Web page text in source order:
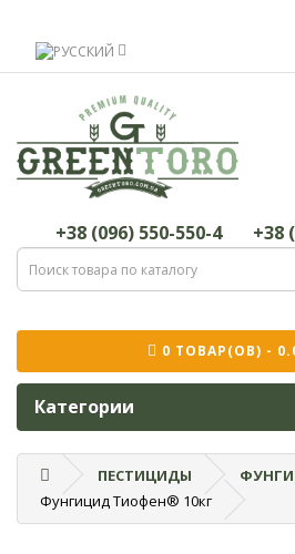
+38 (096) 550-550-4 +38
0 ТОВАР(ОВ) -
Категории
ПЕСТИЦИДЫ
Фунгицид Тиофен® 10кг